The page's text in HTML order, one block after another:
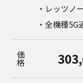
・レッツノ
・全機種
価格